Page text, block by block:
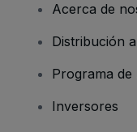
Acerca de
Distribución
Programa de
Inversores